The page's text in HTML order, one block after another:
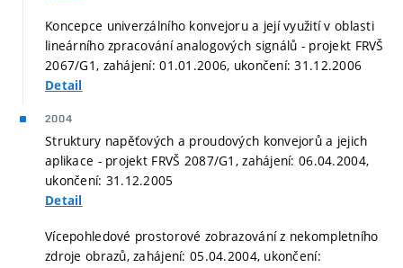
Koncepce univerzálního konvejoru a její využití v oblasti
lineárního zpracování analogových signálů - projekt FRVŠ
2067/G1, zahájení: 01.01.2006, ukončení: 31.12.2006
Detail
2004
Struktury napěťových a proudových konvejorů a jejich
aplikace - projekt FRVŠ 2087/G1, zahájení: 06.04.2004,
ukončení: 31.12.2005
Detail
Vícepohledové prostorové zobrazování z nekompletního
zdroje obrazů, zahájení: 05.04.2004, ukončení: